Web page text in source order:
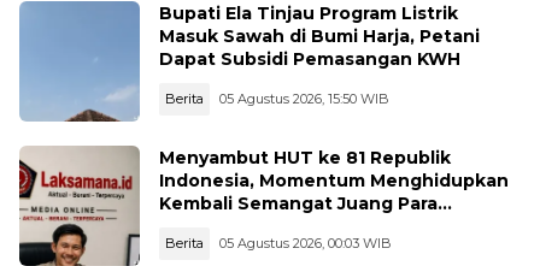
Bupati Ela Tinjau Program Listrik
Masuk Sawah di Bumi Harja, Petani
Dapat Subsidi Pemasangan KWH
Berita 05 Agustus 2026, 15:50 WIB
Menyambut HUT ke 81 Republik
Indonesia, Momentum Menghidupkan
Kembali Semangat Juang Para
Berita 05 Agustus 2026, 00:03 WIB